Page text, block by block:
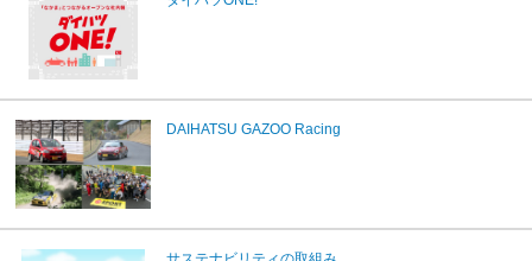
DAIHATSU GAZOO Racing